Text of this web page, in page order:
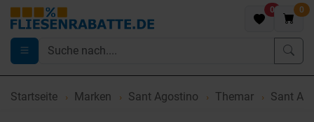
0 0
Startseite Marken Sant Agostino Themar Sant